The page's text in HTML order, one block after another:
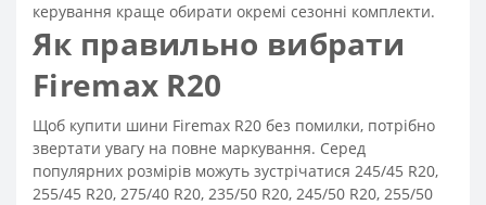
керування краще обирати окремі сезонні комплекти.
Як правильно вибрати
Firemax R20
Щоб купити шини Firemax R20 без помилки, потрібно
звертати увагу на повне маркування. Серед
популярних розмірів можуть зустрічатися 245/45 R20,
255/45 R20, 275/40 R20, 235/50 R20, 245/50 R20, 255/50